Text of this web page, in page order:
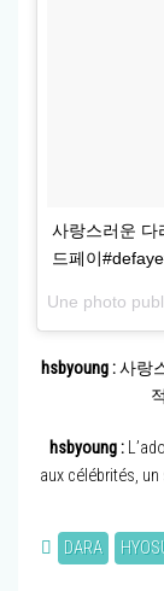
사랑스러운
드페이
Une photo
hsbyoung :사랑
hsbyoung :
aux célébrités,
DARA